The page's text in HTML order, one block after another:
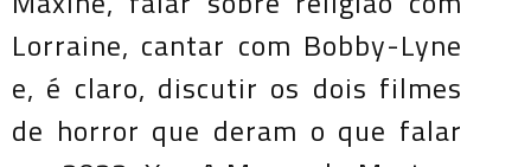
Lorraine, cantar com Bobby-Lyne
e, é claro, discutir os dois filmes
de horror que deram o que falar